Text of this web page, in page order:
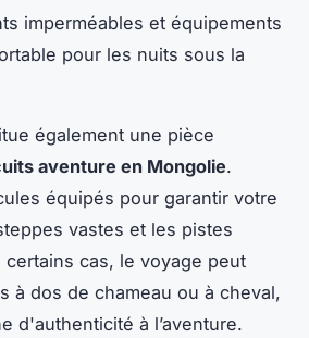
imperméables et équipements
pour les nuits sous la
également une pièce
aventure en Mongolie.
équipés pour garantir votre
vastes et les pistes
cas, le voyage peut
à dos de chameau ou à cheval,
d'authenticité à l’aventure.